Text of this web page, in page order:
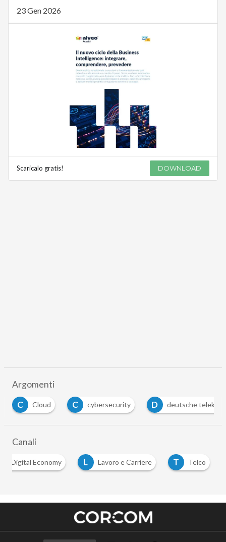
23 Gen 2026
Scaricalo gratis! DOWNLOAD
Argomenti
C
Cloud C cybersecurity D deutsche telekom
Canali
Digital Economy L Lavoro e Carriere T Telco